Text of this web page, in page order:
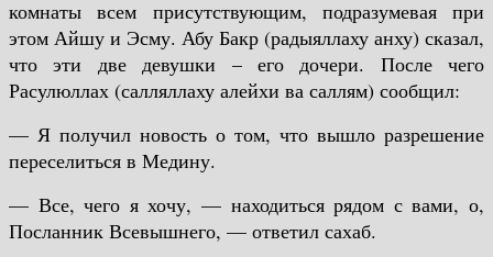
комнаты всем присутствующим, подразумевая при
этом Айшу и Эсму. Абу Бакр (радыяллаху анху) сказал,
что эти две девушки – его дочери. После чего
Расулюллах (салляллаху алейхи ва саллям) сообщил:
— Я получил новость о том, что вышло разрешение
переселиться в Медину.
— Все, чего я хочу, — находиться рядом с вами, о,
Посланник Всевышнего, — ответил сахаб.